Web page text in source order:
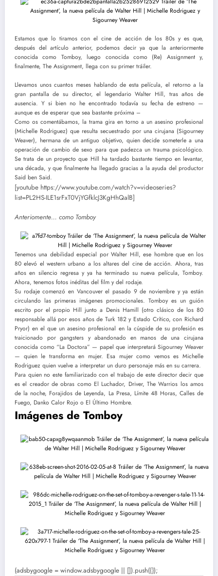
Estamos que lo tiramos con el cine de acción de los 80s y es que,
después del artículo anterior, podemos decir ya que la anteriormente
conocida como Tomboy, luego conocida como (Re) Assignment y,
finalmente, The Assignment, llega con su primer tráiler.
Llevamos unos cuantos meses hablando de esta película, el retorno a la
gran pantalla de su director, el legendario Walter Hill, tras años de
ausencia. Y si bien no he encontrado todavía su fecha de estreno —
aunque es de esperar que sea bastante próxima –
Como os comentábamos, la trama gira en torno a un asesino profesional
(Michelle Rodriguez) que resulta secuestrado por una cirujana (Sigourney
Weaver), hermana de un antiguo objetivo, quien decide someterle a una
operación de cambio de sexo para que padezca un trauma psicológico.
Se trata de un proyecto que Hill ha tardado bastante tiempo en levantar,
una década, y que finalmente ha llegado gracias a la ayuda del productor
Said ben Said.
[youtube https://www.youtube.com/watch?v=videoseries?
list=PL2HS-ILE1srFxT0VjYGfklcJ3KgHhQalB]
Anteriomente… como Tomboy
Tenemos una debilidad especial por Walter Hill, ese hombre que en los
80 elevó el western urbano a los altares del cine de acción. Ahora, tras
años en silencio regresa y ya ha terminado su nueva película, Tomboy.
Ahora, tenemos fotos inéditas del film y del rodaje.
Su rodaje comenzó en Vancouver el pasado 9 de noviembre y ya están
circulando las primeras imágenes promocionales. Tomboy es un guión
escrito por el propio Hill junto a Denis Hamill (otro clásico de los 80
responsable allá por esos años de Turk 182 y Estado Crítico, con Richard
Pryor) en el que un asesino profesional en la cúspide de su profesión es
traicionado por gangsters y abandonado en manos de una cirujana
conocida como “La Doctora” — papel que interpretará Sigourney Weaver
— quien le transforma en mujer. Esa mujer como vemos es Michelle
Rodriguez quien vuelve a interpretar un duro personaje más en su carrera.
Para quien no este familiarizado con el trabajo de este director decir que
es el creador de obras como El Luchador, Driver, The Warrios los amos
de la noche, Forajidos de Leyenda, La Presa, Límite 48 Horas, Calles de
Fuego, Danko Calor Rojo o El Último Hombre.
Imágenes de Tomboy
(adsbygoogle = window.adsbygoogle || []).push({});